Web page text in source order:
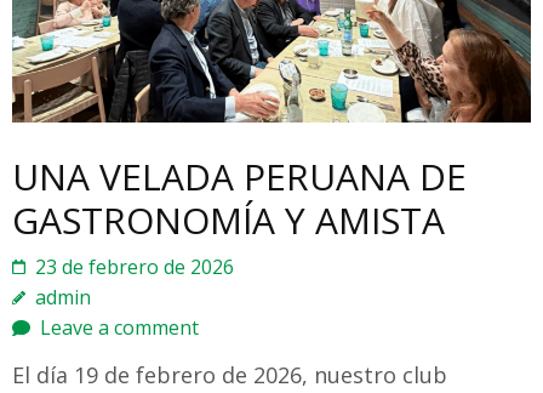
UNA VELADA PERUANA DE
GASTRONOMÍA Y AMISTA
23 de febrero de 2026
admin
Leave a comment
El día 19 de febrero de 2026, nuestro club